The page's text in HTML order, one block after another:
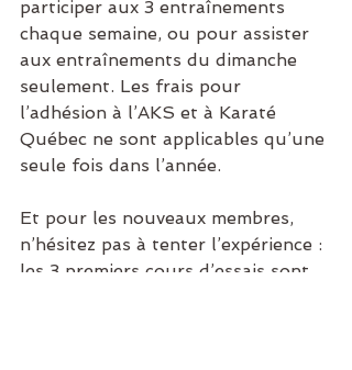
participer aux 3 entraînements
chaque semaine, ou pour assister
aux entraînements du dimanche
seulement. Les frais pour
l’adhésion à l’AKS et à Karaté
Québec ne sont applicables qu’une
seule fois dans l’année.
Et pour les nouveaux membres,
n’hésitez pas à tenter l’expérience :
les 3 premiers cours d’essais sont